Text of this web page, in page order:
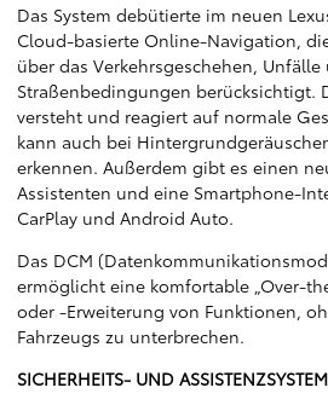
Das System debütierte im neuen
Cloud-basierte Online-Navigation,
über das Verkehrsgeschehen, Unfälle
Straßenbedingungen berücksichtigt.
versteht und reagiert auf normale
kann auch bei
erkennen. Außerdem gibt es einen
Assistenten und eine Smartphone-
CarPlay und Android Auto.
Das DCM
ermöglicht eine komfortable „Over-
oder -Erweiterung von Funktionen,
Fahrzeugs zu unterbrechen.
SICHERHEITS- UND